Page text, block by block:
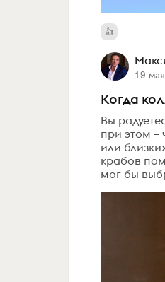
19 мая
Когда
Вы
при этом –
или
крабов
мог бы